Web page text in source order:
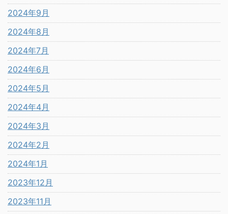
2024年9月
2024年8月
2024年7月
2024年6月
2024年5月
2024年4月
2024年3月
2024年2月
2024年1月
2023年12月
2023年11月